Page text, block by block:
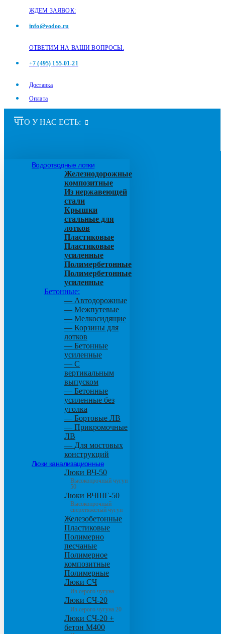
ЖДЕМ ЗАЯВОК:
info@vodoo.ru
ОТВЕТИМ НА ВАШИ ВОПРОСЫ:
+7 (495) 155-01-21
Доставка
Оплата
ЧТО У НАС ЕСТЬ:
Водоотводные лотки
Железнодорожные
композитные
Из нержавеющей
стали
Крышки
стальные для
лотков
Пластиковые
Пластиковые
усиленные
Полимербетонные
Полимербетонные
усиленные
Бетонные:
— Автодорожные
— Межпутевые
— Мелкосидящие
— Корзины для
лотков
— Бетонные
усиленные
— С
вертикальным
выпуском
— Бетонные
усиленные без
уголка
— Бортовые ЛВ
— Прикромочные
ЛВ
— Для мостовых
конструкций
Люки канализационные
Люки ВЧ-50
Высокопрочный чугун
50
Люки ВЧШГ-50
Высокопрочный
сверхтяжелый чугун
Железобетонные
Пластиковые
Полимерно
песчаные
Полимерное
композитные
Полимерные
Люки СЧ
Из серого чугуна
Люки СЧ-20
Из серого чугуна 20
Люки СЧ-20 +
бетон М400